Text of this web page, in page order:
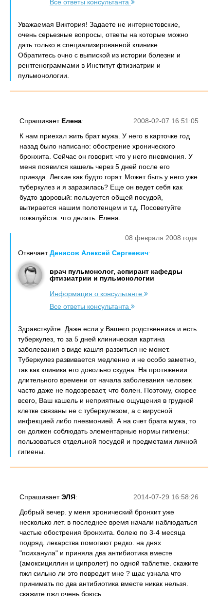
Все ответы консультанта
Уважаемая Виктория! Задаете не интернетовские,
очень серьезные вопросы, ответы на которые можно
дать только в специализированной клинике.
Обратитесь очно с выпиской из истории болезни и
рентгенограммами в Институт фтизиатрии и
пульмонологии.
2008-02-07 16:51:05
Спрашивает Елена:
К нам приехал жить брат мужа. У него в карточке год
назад было написано: обострение хронического
бронхита. Сейчас он говорит. что у него пневмония. У
меня появился кашель через 5 дней после его
приезда. Легкие как будто горят. Может быть у него уже
туберкулез и я заразилась? Еще он ведет себя как
будто здоровый: пользуется общей посудой,
вытирается нашим полотенцем и т.д. Посоветуйте
пожалуйста. что делать. Елена.
08 февраля 2008 года
ОтвечаетДенисов Алексей Сергеевич:
врач пульмонолог, аспирант кафедры
фтизиатрии и пульмонологии
Информация о консультанте
Все ответы консультанта
Здравствуйте. Даже если у Вашего родственника и есть
туберкулез, то за 5 дней клиническая картина
заболевания в виде кашля развиться не может.
Туберкулез развивается медленно и не особо заметно,
так как клиника его довольно скудна. На протяжении
длительного времени от начала заболевания человек
часто даже не подозревает, что болен. Поэтому, скорее
всего, Ваш кашель и неприятные ощущения в грудной
клетке связаны не с туберкулезом, а с вирусной
инфекцией либо пневмонией. А на счет брата мужа, то
он должен соблюдать элементарные нормы гигиены:
пользоваться отдельной посудой и предметами личной
гигиены.
2014-07-29 16:58:26
СпрашиваетЭЛЯ:
Добрый вечер. у меня хронический бронхит уже
несколько лет. в последнее время начали наблюдаться
частые обострения бронхита. болею по 3-4 месяца
подряд. лекарства помогают редко. на днях
"психанула" и приняла два антибиотика вместе
(амоксициллин и ципролет) по одной таблетке. скажите
пжл сильно ли это повредит мне ? щас узнала что
принимать по два антибиотика вместе никак нельзя.
скажите пжл очень боюсь.